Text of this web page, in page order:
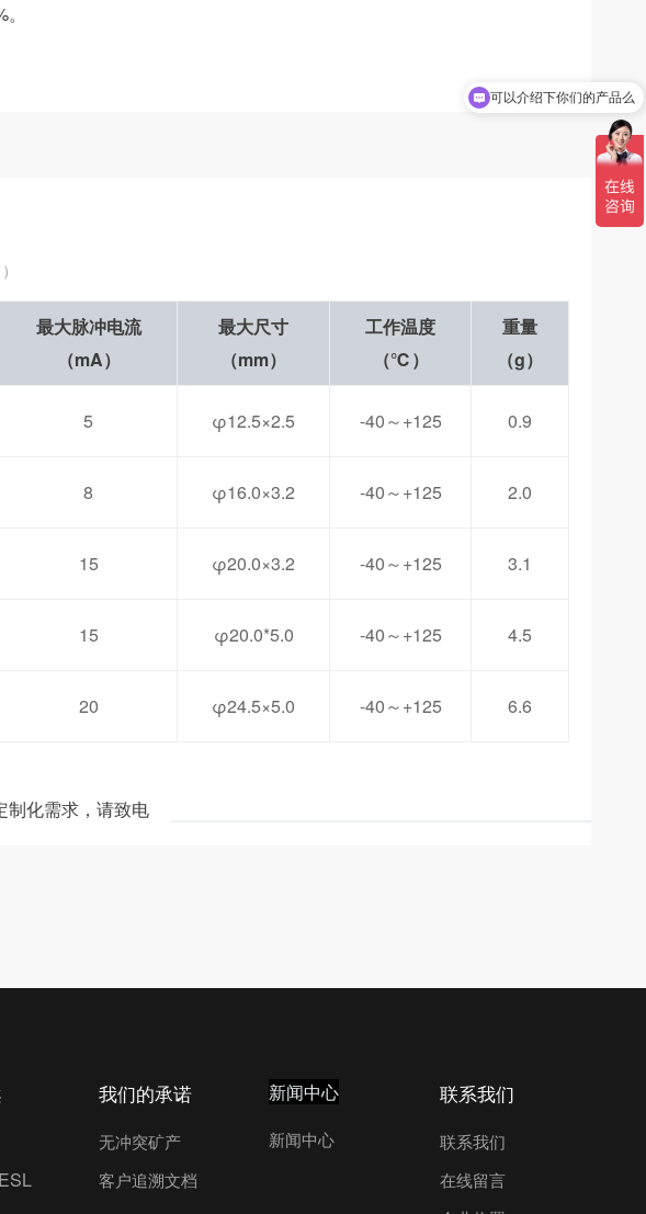
最大脉冲电流
（mA）
最大尺寸
（mm）
工作温度
（℃）
重量
（g）
5 φ12.5×2.5 -40～+125 0.9
8 φ16.0×3.2 -40～+125 2.0
15 φ20.0×3.2 -40～+125 3.1
15 φ20.0*5.0 -40～+125 4.5
20 φ24.5×5.0 -40～+125 6.6
制化需求，请致电
我们的承诺
无冲突矿产
客户追溯文档
新闻中心
新闻中心
联系我们
联系我们
在线留言
可以介绍下你们的产品么